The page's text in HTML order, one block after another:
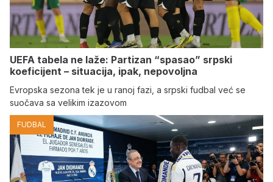
UEFA tabela ne laže: Partizan “spasao” srpski
koeficijent – situacija, ipak, nepovoljna
Evropska sezona tek je u ranoj fazi, a srpski fudbal već se
suočava sa velikim izazovom
FUDBAL